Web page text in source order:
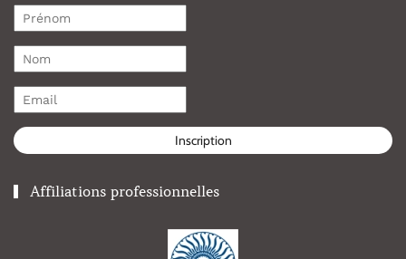
Inscription
Affiliations professionnelles